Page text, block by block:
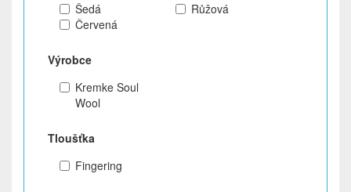
Šedá
Růžová
Červená
Výrobce
Kremke Soul
Wool
Tloušťka
Fingering